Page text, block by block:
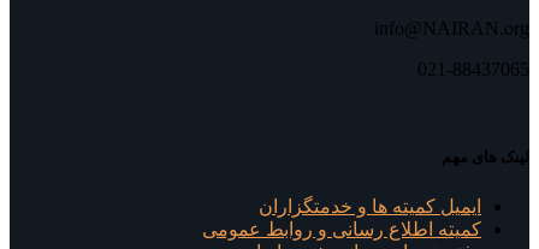
info@NAIRAN.org
021-88437065
لینک های مهم
ایمیل کمیته ها و خدمتگزاران
کميته اطلاع رسانی و روابط عمومی